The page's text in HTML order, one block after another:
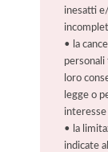
inesatti
• la
personali
loro
legge o
interesse
• la
indicate